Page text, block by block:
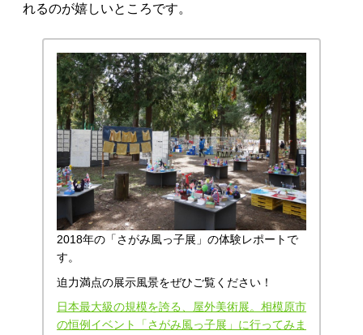
れるのが嬉しいところです。
2018年の「さがみ風っ子展」の体験レポートで
す。
迫力満点の展示風景をぜひご覧ください！
日本最大級の規模を誇る、屋外美術展。相模原市
の恒例イベント「さがみ風っ子展」に行ってみま